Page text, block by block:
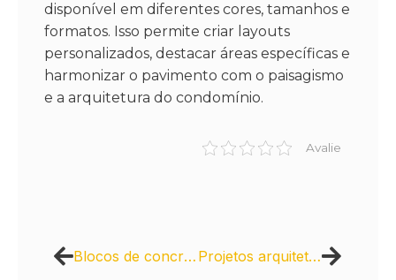
disponível em diferentes cores, tamanhos e
formatos. Isso permite criar layouts
personalizados, destacar áreas específicas e
harmonizar o pavimento com o paisagismo
e a arquitetura do condomínio.
Avalie
Blocos de concreto para grandes obras: solicite uma cotação Projetos arquitetônicos com piso intertravado